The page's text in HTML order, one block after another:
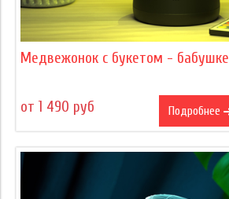
Медвежонок с букетом - бабушке
от 1 490 руб Подробнее